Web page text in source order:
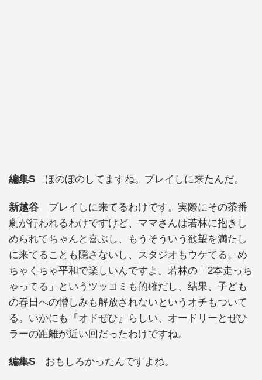
編集S ほのぼのしてますね。プレイしに来たんだ。
新越谷 プレイしに来てるわけです。実際にその茶番
劇が行われるわけですけど、ママさんは若林に抱きし
められてちゃんと喜ぶし、もうそういう欲望を満たし
に来てることも隠さないし、スタジオもウケてる。め
ちゃくちゃ平和で楽しいんですよ。若林の「2本走っち
ゃってる」というツッコミも的確だし、結果、子ども
の春日への憎しみも解放されないというオチもついて
る。いかにも『オドぜひ』らしい、オードリーとぜひ
ラーの距離が近い回だったわけですね。
編集S おもしろかったんですよね。